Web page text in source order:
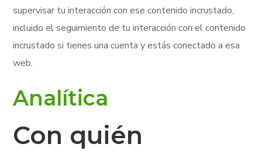
supervisar tu interacción con ese contenido incrustado,
incluido el seguimiento de tu interacción con el contenido
incrustado si tienes una cuenta y estás conectado a esa
web.
Analítica
Con quién